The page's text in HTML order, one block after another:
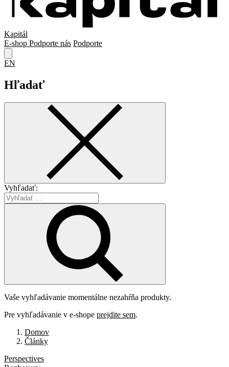
Kapitál
E-shop Podporte nás Podporte
EN
Hľadať
Vyhľadať:
Vaše vyhľadávanie momentálne nezahŕňa produkty.
Pre vyhľadávanie v e-shope prejdite sem.
Domov
Články
Perspectives